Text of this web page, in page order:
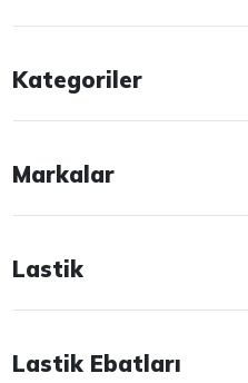
Kategoriler
Markalar
Lastik
Lastik Ebatları